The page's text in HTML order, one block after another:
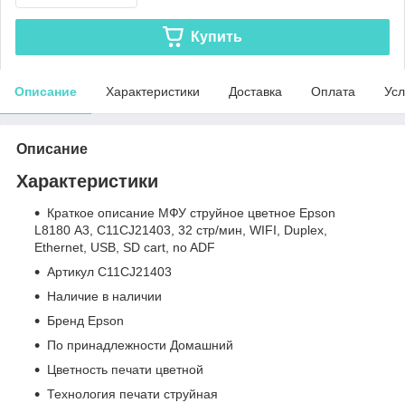
Купить
Описание Характеристики Доставка Оплата
Описание
Характеристики
Краткое описание МФУ струйное цветное Epson
L8180 А3, C11CJ21403, 32 стр/мин, WIFI, Duplex,
Ethernet, USB, SD cart, no ADF
Артикул C11CJ21403
Наличие в наличии
Бренд Epson
По принадлежности Домашний
Цветность печати цветной
Технология печати струйная